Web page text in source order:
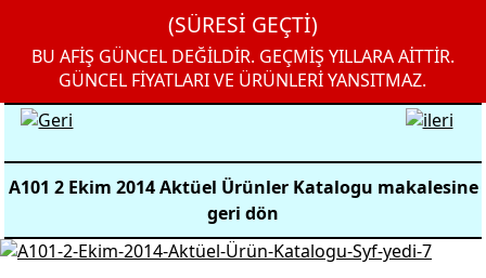
(SÜRESİ GEÇTİ)
BU AFİŞ GÜNCEL DEĞİLDİR. GEÇMİŞ YILLARA AİTTİR.
GÜNCEL FİYATLARI VE ÜRÜNLERİ YANSITMAZ.
A101 2 Ekim 2014 Aktüel Ürünler Katalogu makalesine
geri dön